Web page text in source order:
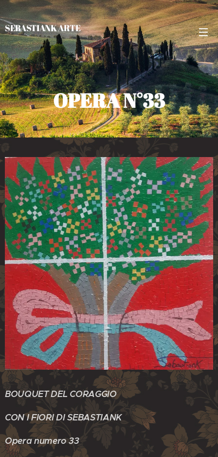
SEBASTIANK ARTE
OPERA N°33
BOUQUET DEL CORAGGIO
CON I FIORI DI SEBASTIANK
Opera numero 33